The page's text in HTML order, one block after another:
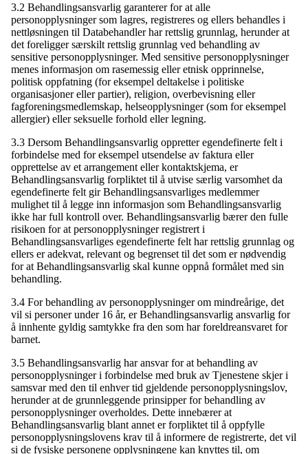
3.2 Behandlingsansvarlig garanterer for at alle
personopplysninger som lagres, registreres og ellers behandles i
nettløsningen til Databehandler har rettslig grunnlag, herunder at
det foreligger særskilt rettslig grunnlag ved behandling av
sensitive personopplysninger. Med sensitive personopplysninger
menes informasjon om rasemessig eller etnisk opprinnelse,
politisk oppfatning (for eksempel deltakelse i politiske
organisasjoner eller partier), religion, overbevisning eller
fagforeningsmedlemskap, helseopplysninger (som for eksempel
allergier) eller seksuelle forhold eller legning.
3.3 Dersom Behandlingsansvarlig oppretter egendefinerte felt i
forbindelse med for eksempel utsendelse av faktura eller
opprettelse av et arrangement eller kontaktskjema, er
Behandlingsansvarlig forpliktet til å utvise særlig varsomhet da
egendefinerte felt gir Behandlingsansvarliges medlemmer
mulighet til å legge inn informasjon som Behandlingsansvarlig
ikke har full kontroll over. Behandlingsansvarlig bærer den fulle
risikoen for at personopplysninger registrert i
Behandlingsansvarliges egendefinerte felt har rettslig grunnlag og
ellers er adekvat, relevant og begrenset til det som er nødvendig
for at Behandlingsansvarlig skal kunne oppnå formålet med sin
behandling.
3.4 For behandling av personopplysninger om mindreårige, det
vil si personer under 16 år, er Behandlingsansvarlig ansvarlig for
å innhente gyldig samtykke fra den som har foreldreansvaret for
barnet.
3.5 Behandlingsansvarlig har ansvar for at behandling av
personopplysninger i forbindelse med bruk av Tjenestene skjer i
samsvar med den til enhver tid gjeldende personopplysningslov,
herunder at de grunnleggende prinsipper for behandling av
personopplysninger overholdes. Dette innebærer at
Behandlingsansvarlig blant annet er forpliktet til å oppfylle
personopplysningslovens krav til å informere de registrerte, det vil
si de fysiske personene opplysningene kan knyttes til, om